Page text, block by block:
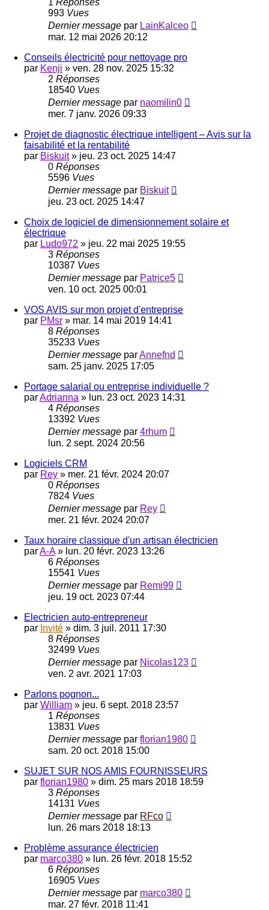
993 Vues
Dernier message par LainKalceo
mar. 12 mai 2026 20:12
Conseils électricité pour nettoyage pro
par Kenji » ven. 28 nov. 2025 15:32
2 Réponses
18540 Vues
Dernier message par naomilin0
mer. 7 janv. 2026 09:33
Projet de diagnostic électrique intelligent – Avis sur la
faisabilité et la rentabilité
par Biskuit» jeu. 23 oct. 2025 14:47
0 Réponses
5596 Vues
Dernier message par Biskuit
jeu. 23 oct. 2025 14:47
Choix de logiciel de dimensionnement solaire et
électrique
par Ludo972 » jeu. 22 mai 2025 19:55
3 Réponses
10387 Vues
Dernier message par Patrice5
ven. 10 oct. 2025 00:01
VOS AVIS sur mon projet d'entreprise
par PMsr » mar. 14 mai 2019 14:41
8 Réponses
35233 Vues
Dernier message parAnnefnd
sam. 25 janv. 2025 17:05
Portage salarial ou entreprise individuelle ?
parAdrianna » lun. 23 oct. 2023 14:31
4 Réponses
13392 Vues
Dernier message par 4rhum
lun. 2 sept. 2024 20:56
Logiciels CRM
par Rey » mer. 21 févr. 2024 20:07
0 Réponses
7824 Vues
Dernier message par Rey
mer. 21 févr. 2024 20:07
Taux horaire classique d'un artisan électricien
parA-A» lun. 20 févr. 2023 13:26
6 Réponses
15541 Vues
Dernier message par Remi99
jeu. 19 oct. 2023 07:44
Electricien auto-entrepreneur
par Invité » dim. 3 juil. 2011 17:30
8 Réponses
32499 Vues
Dernier message par Nicolas123
ven. 2 avr. 2021 17:03
Parlons pognon...
par William » jeu. 6 sept. 2018 23:57
1 Réponses
13831 Vues
Dernier message par florian1980
sam. 20 oct. 2018 15:00
SUJET SUR NOS AMIS FOURNISSEURS
par florian1980 » dim. 25 mars 2018 18:59
3 Réponses
14131 Vues
Dernier message par RFco
lun. 26 mars 2018 18:13
Problème assurance électricien
par marco380 » lun. 26 févr. 2018 15:52
6 Réponses
16905 Vues
Dernier message par marco380
mar. 27 févr. 2018 11:41